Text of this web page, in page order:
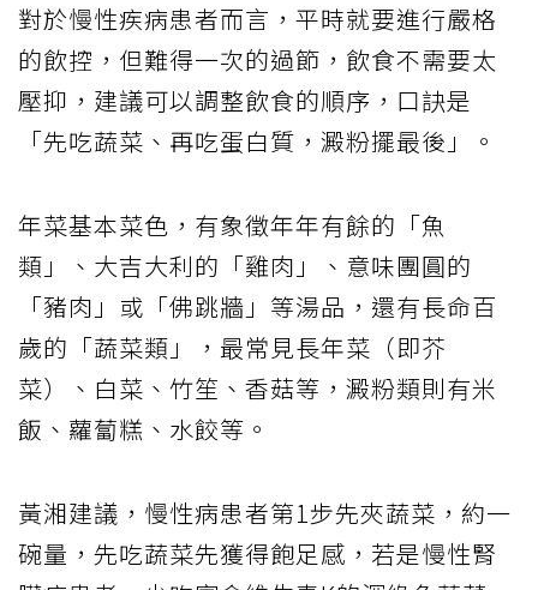
對於慢性疾病患者而言，平時就要進行嚴格
的飲控，但難得一次的過節，飲食不需要太
壓抑，建議可以調整飲食的順序，口訣是
「先吃蔬菜、再吃蛋白質，澱粉擺最後」。
年菜基本菜色，有象徵年年有餘的「魚
類」、大吉大利的「雞肉」、意味團圓的
「豬肉」或「佛跳牆」等湯品，還有長命百
歲的「蔬菜類」，最常見長年菜（即芥
菜）、白菜、竹笙、香菇等，澱粉類則有米
飯、蘿蔔糕、水餃等。
黃湘建議，慢性病患者第1步先夾蔬菜，約一
碗量，先吃蔬菜先獲得飽足感，若是慢性腎